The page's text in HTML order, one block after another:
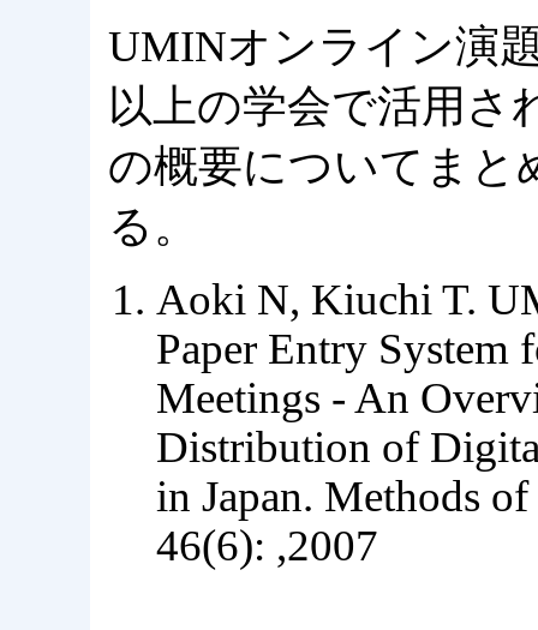
UMINオンライン演
以上の学会で活用さ
の概要についてまと
る。
Aoki N, Kiuchi T.
Paper Entry System
Meetings - An
Distribution of
in Japan. Methods
46(6): ,2007